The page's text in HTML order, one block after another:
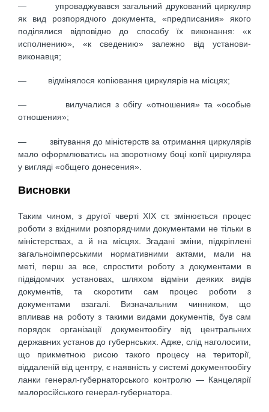
— упроваджувався загальний друкований циркуляр
як вид розпорядчого документа, «предписания» якого
поділялися відповідно до способу їх виконання: «к
исполнению», «к сведению» залежно від установи-
виконавця;
— відмінялося копіювання циркулярів на місцях;
— вилучалися з обігу «отношения» та «особые
отношения»;
— звітування до міністерств за отримання циркулярів
мало оформлюватись на зворотному боці копії циркуляра
у вигляді «общего донесения».
Висновки
Таким чином, з другої чверті ХІХ ст. змінюється процес
роботи з вхідними розпорядчими документами не тільки в
міністерствах, а й на місцях. Згадані зміни, підкріплені
загальноімперськими нормативними актами, мали на
меті, перш за все, спростити роботу з документами в
підвідомчих установах, шляхом відміни деяких видів
документів, та скоротити сам процес роботи з
документами взагалі. Визначальним чинником, що
впливав на роботу з такими видами документів, був сам
порядок організації документообігу від центральних
державних установ до губернських. Адже, слід наголосити,
що прикметною рисою такого процесу на території,
віддаленій від центру, є наявність у системі документообігу
ланки генерал-губернаторського контролю — Канцелярії
малоросійського генерал-губернатора.